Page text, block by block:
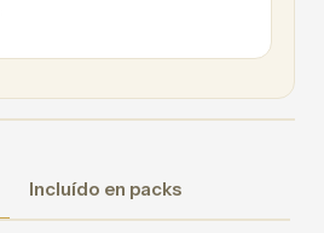
Incluído en packs